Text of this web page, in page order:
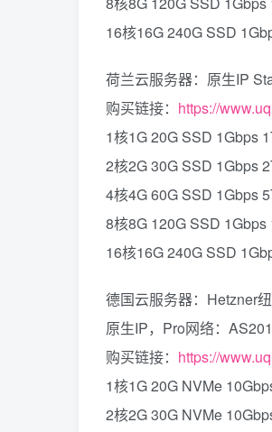
16核16G 240G SSD
荷兰云服务器：原生IP
购买链接： https://
1核1G 20G SSD 1Gbps
2核2G 30G SSD 1Gbps
4核4G 60G SSD 1Gbps
8核8G 120G SSD 1Gbps
16核16G 240G SSD
德国云服务器：Hetzner
原生IP，Pro网络：
购买链接： https://
1核1G 20G NVMe
2核2G 30G NVMe